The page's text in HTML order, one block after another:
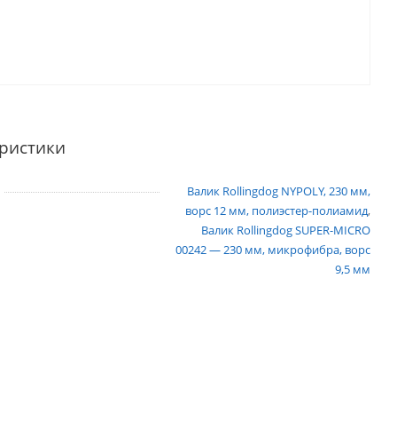
Валик Rollingdog NYPOLY, 230 мм,
ворс 12 мм, полиэстер-полиамид,
Валик Rollingdog SUPER-MICRO
00242 — 230 мм, микрофибра, ворс
9,5 мм